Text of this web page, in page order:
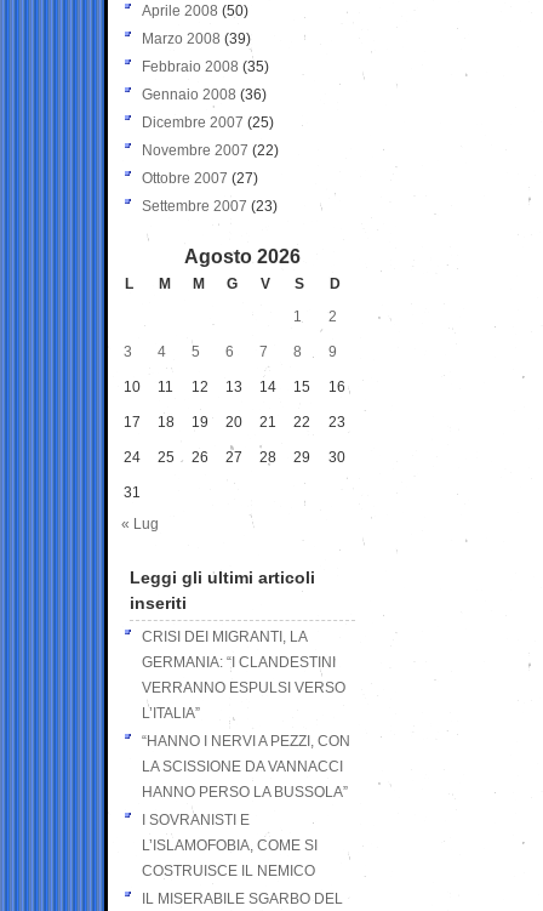
Aprile 2008 (50)
Marzo 2008 (39)
Febbraio 2008 (35)
Gennaio 2008 (36)
Dicembre 2007 (25)
Novembre 2007 (22)
Ottobre 2007 (27)
Settembre 2007 (23)
Agosto 2026
L M M G V S
D
1
2
3 4 5 6 7 8 9
10 11 12 13 14 15 16
17 18 19 20 21 22 23
24 25 26 27 28 29 30
31
« Lug
Leggi gli ultimi articoli
inseriti
CRISI DEI MIGRANTI, LA
GERMANIA: “I CLANDESTINI
VERRANNO ESPULSI VERSO
L’ITALIA”
“HANNO I NERVI A PEZZI, CON
LA SCISSIONE DA VANNACCI
HANNO PERSO LA BUSSOLA”
I SOVRANISTI E
L’ISLAMOFOBIA, COME SI
COSTRUISCE IL NEMICO
IL MISERABILE SGARBO DEL